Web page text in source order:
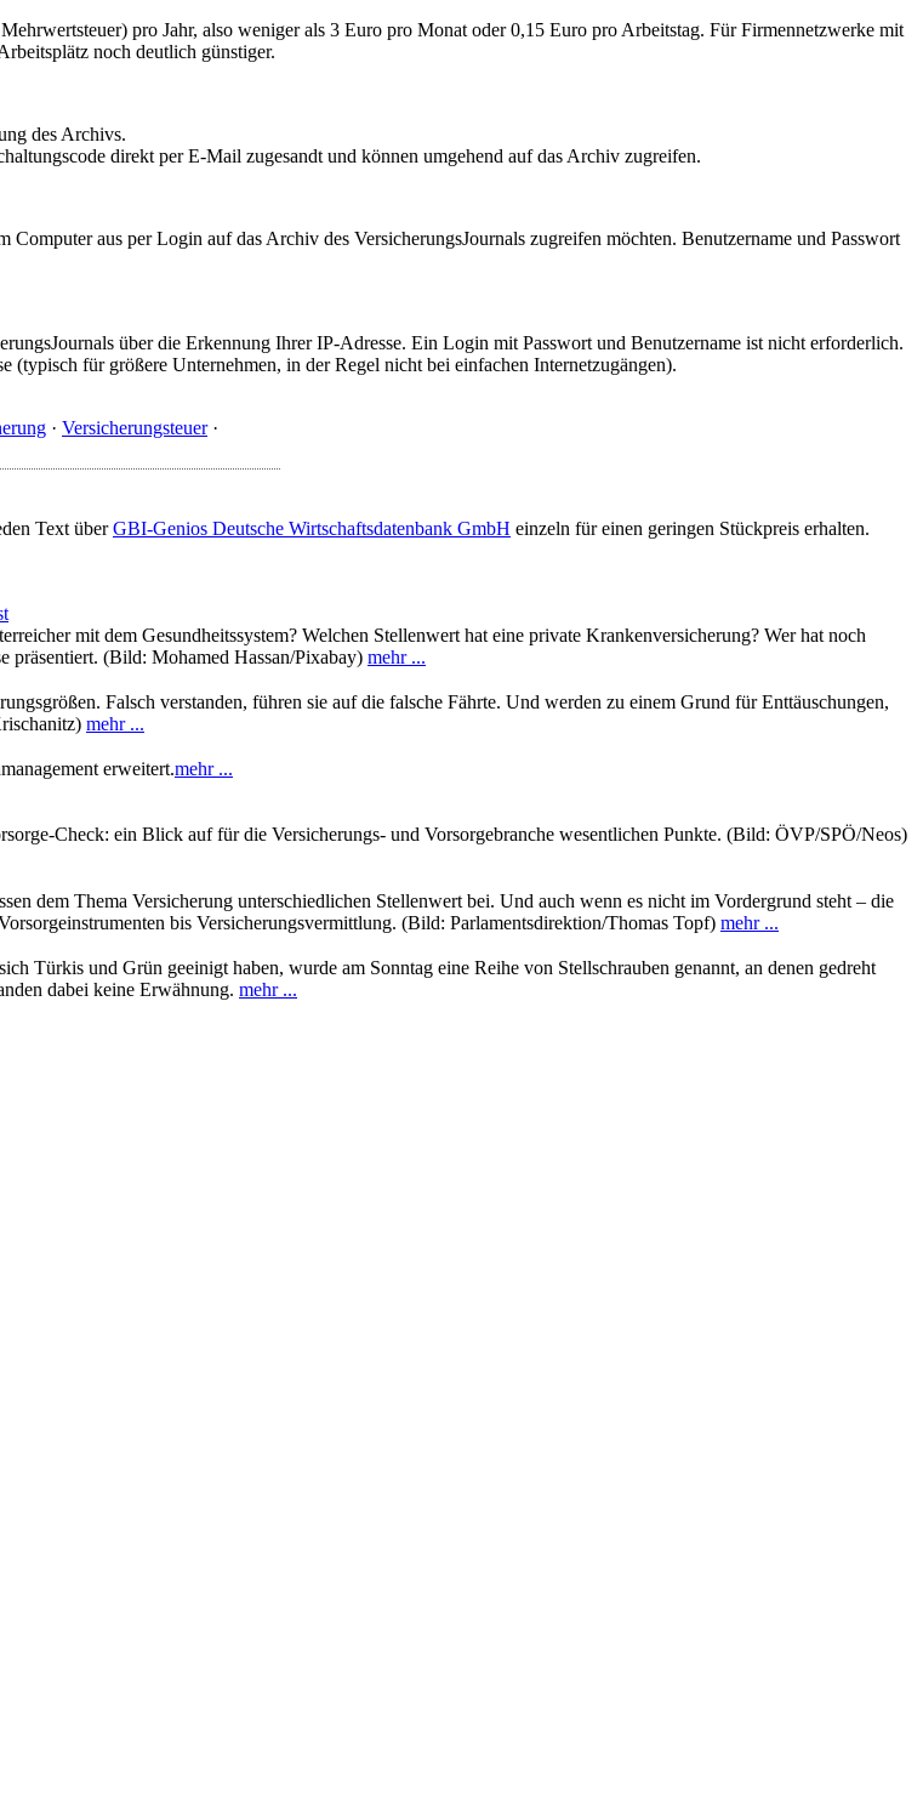
pro Jahr, also weniger als 3 Euro pro Monat oder 0,15 Euro pro Arbeitstag. Für Firmennetzwerke mit
noch deutlich günstiger.
des Archivs.
direkt per E-Mail zugesandt und können umgehend auf das Archiv zugreifen.
aus per Login auf das Archiv des VersicherungsJournals zugreifen möchten. Benutzername und Passwort
über die Erkennung Ihrer IP-Adresse. Ein Login mit Passwort und Benutzername ist nicht erforderlich.
für größere Unternehmen, in der Regel nicht bei einfachen Internetzugängen).
· Versicherungsteuer·
Text überGBI-Genios Deutsche Wirtschaftsdatenbank GmbH einzeln für einen geringen Stückpreis erhalten.
mit dem Gesundheitssystem? Welchen Stellenwert hat eine private Krankenversicherung? Wer hat noch
präsentiert. (Bild: Mohamed Hassan/Pixabay) mehr ...
Falsch verstanden, führen sie auf die falsche Fährte. Und werden zu einem Grund für Enttäuschungen,
mehr ...
erweitert.mehr ...
Check: ein Blick auf für die Versicherungs- und Vorsorgebranche wesentlichen Punkte. (Bild: ÖVP/SPÖ/Neos)
dem Thema Versicherung unterschiedlichen Stellenwert bei. Und auch wenn es nicht im Vordergrund steht – die
bis Versicherungsvermittlung. (Bild: Parlamentsdirektion/Thomas Topf) mehr ...
Türkis und Grün geeinigt haben, wurde am Sonntag eine Reihe von Stellschrauben genannt, an denen gedreht
dabei keine Erwähnung. mehr ...